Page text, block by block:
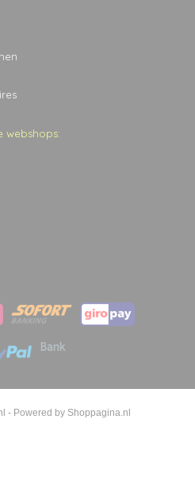
webshops:
- Powered by Shoppagina.nl